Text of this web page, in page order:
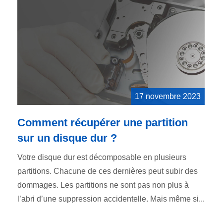
17 novembre 2023
Comment récupérer une partition
sur un disque dur ?
Votre disque dur est décomposable en plusieurs
partitions. Chacune de ces dernières peut subir des
dommages. Les partitions ne sont pas non plus à
l’abri d’une suppression accidentelle. Mais même si...